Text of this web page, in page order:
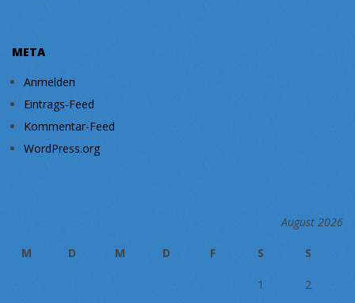
META
Anmelden
Eintrags-Feed
Kommentar-Feed
WordPress.org
August 2026
M D M D F S S
1 2